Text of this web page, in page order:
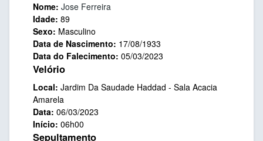
Nome: Jose Ferreira
Idade: 89
Sexo: Masculino
Data de Nascimento: 17/08/1933
Data do Falecimento: 05/03/2023
Velório
Local: Jardim Da Saudade Haddad - Sala Acacia
Amarela
Data: 06/03/2023
Início: 06h00
Sepultamento